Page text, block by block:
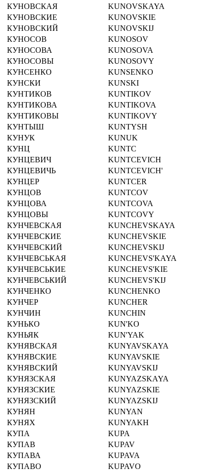
КУНОВСКАЯ
KUNOVSKAYA
КУНОВСКИЕ
KUNOVSKIE
КУНОВСКИЙ
KUNOVSKIJ
КУНОСОВ
KUNOSOV
КУНОСОВА
KUNOSOVA
КУНОСОВЫ
KUNOSOVY
КУНСЕНКО
KUNSENKO
КУНСКИ
KUNSKI
КУНТИКОВ
KUNTIKOV
КУНТИКОВА
KUNTIKOVA
КУНТИКОВЫ
KUNTIKOVY
КУНТЫШ
KUNTYSH
КУНУК
KUNUK
КУНЦ
KUNTC
КУНЦЕВИЧ
KUNTCEVICH
КУНЦЕВИЧЬ
KUNTCEVICH'
КУНЦЕР
KUNTCER
КУНЦОВ
KUNTCOV
КУНЦОВА
KUNTCOVA
КУНЦОВЫ
KUNTCOVY
КУНЧЕВСКАЯ
KUNCHEVSKAYA
КУНЧЕВСКИЕ
KUNCHEVSKIE
КУНЧЕВСКИЙ
KUNCHEVSKIJ
КУНЧЕВСЬКАЯ
KUNCHEVS'KAYA
КУНЧЕВСЬКИЕ
KUNCHEVS'KIE
КУНЧЕВСЬКИЙ
KUNCHEVS'KIJ
КУНЧЕНКО
KUNCHENKO
КУНЧЕР
KUNCHER
КУНЧИН
KUNCHIN
КУНЬКО
KUN'KO
КУНЬЯК
KUN'YAK
КУНЯВСКАЯ
KUNYAVSKAYA
КУНЯВСКИЕ
KUNYAVSKIE
КУНЯВСКИЙ
KUNYAVSKIJ
КУНЯЗСКАЯ
KUNYAZSKAYA
КУНЯЗСКИЕ
KUNYAZSKIE
КУНЯЗСКИЙ
KUNYAZSKIJ
КУНЯН
KUNYAN
КУНЯХ
KUNYAKH
КУПА
KUPA
КУПАВ
KUPAV
КУПАВА
KUPAVA
КУПАВО
KUPAVO